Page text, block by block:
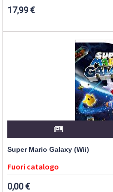
17,99 €
Super Mario Galaxy (Wii)
Fuori catalogo
0,00 €